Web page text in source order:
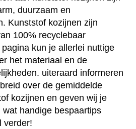
duurzaam en
Kunststof kozijnen zijn
100% recyclebaar
kun je allerlei nuttige
het materiaal en de
uiteraard informeren
over de gemiddelde
kozijnen en geven wij je
handige bespaartips
verder!